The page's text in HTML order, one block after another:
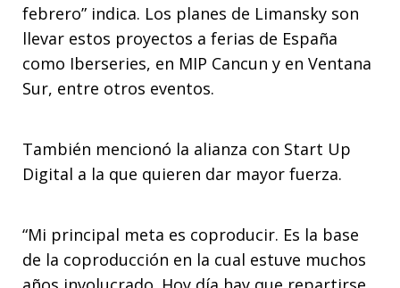
febrero” indica. Los planes de Limansky son
llevar estos proyectos a ferias de España
como Iberseries, en MIP Cancun y en Ventana
Sur, entre otros eventos.
También mencionó la alianza con Start Up
Digital a la que quieren dar mayor fuerza.
“Mi principal meta es coproducir. Es la base
de la coproducción en la cual estuve muchos